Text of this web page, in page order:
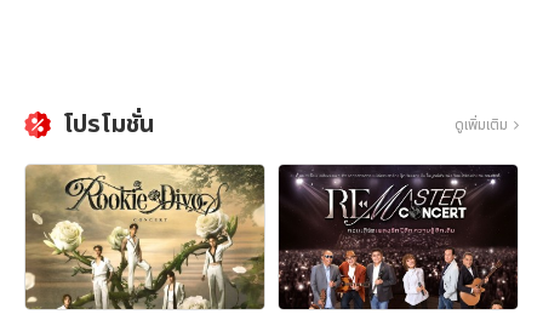
โปรโมชั่น ดูเพิ่มเติม